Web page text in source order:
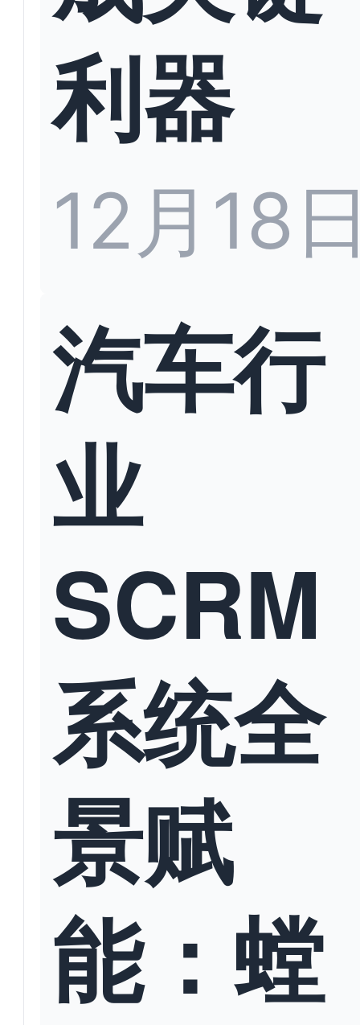
利器
12月18
汽车行
业
SCRM
系统全
景赋
能：螳